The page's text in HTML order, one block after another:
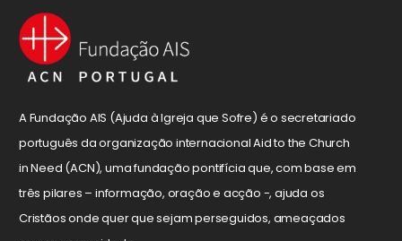
A Fundação AIS (Ajuda à Igreja que Sofre) é o secretariado
português da organização internacional Aid to the Church
in Need (ACN), uma fundação pontifícia que, com base em
três pilares – informação, oração e acção -, ajuda os
Cristãos onde quer que sejam perseguidos, ameaçados